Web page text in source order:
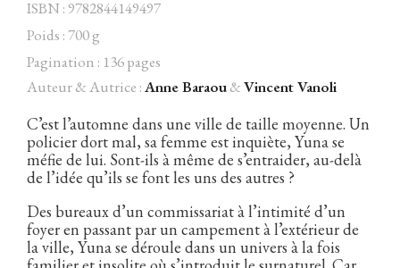
Facebook Instagram Twitter
Hébergé par Vixns
ISBN : 9782844149497
Poids : 700 g
Pagination : 136 pages
Auteur & Autrice :Anne Baraou&Vincent Vanoli
C’est l’automne dans une ville de taille moyenne. Un
policier dort mal, sa femme est inquiète, Yuna se
méfie de lui. Sont-ils à même de s’entraider, au-delà
de l’idée qu’ils se font les uns des autres ?
Des bureaux d’un commissariat à l’intimité d’un
foyer en passant par un campement à l’extérieur de
la ville, Yuna se déroule dans un univers à la fois